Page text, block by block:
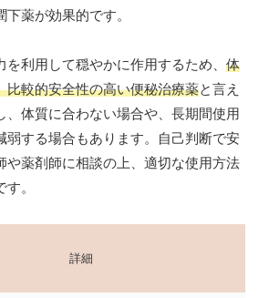
薬が効果的です。
利用して穏やかに作用するため、 体
比較的安全性の高い便秘治療薬と言え
、体質に合わない場合や、長期間使用
弱する場合もあります。自己判断で安
や薬剤師に相談の上、適切な使用方法
。
詳細